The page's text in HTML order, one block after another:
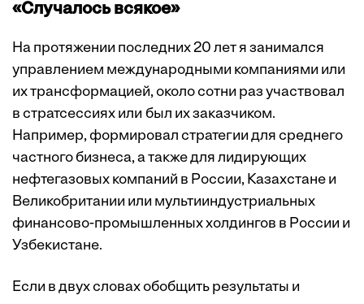
«Случалось всякое»
На протяжении последних 20 лет я занимался
управлением международными компаниями или
их трансформацией, около сотни раз участвовал
в стратсессиях или был их заказчиком.
Например, формировал стратегии для среднего
частного бизнеса, а также для лидирующих
нефтегазовых компаний в России, Казахстане и
Великобритании или мультииндустриальных
финансово-промышленных холдингов в России и
Узбекистане.
Если в двух словах обобщить результаты и